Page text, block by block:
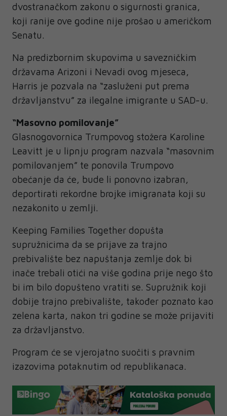
dvostranačkom zakonu o sigurnosti granica,
koji ranije ove godine nije prošao u američkom
Senatu.
Na predizbornim skupovima u savezničkim
državama Arizoni i Nevadi ovog mjeseca,
Harris je pozvala na “zasluženi put prema
državljanstvu” za ilegalne imigrante u SAD-u.
“Masovno pomilovanje”
Glasnogovornica Trumpovog stožera Karoline
Leavitt je u lipnju program nazvala “masovnim
pomilovanjem” te ponovila Trumpovo
obećanje da će, bude li ponovno izabran,
deportirati rekordne brojke imigranata koji su
nezakonito u zemlji.
Keeping Families Together dopušta
supružnicima da se prijave za trajno
prebivalište bez napuštanja zemlje dok bi
inače trebali otići na više godina prije nego što
bi im bilo dopušteno vratiti se. Supružnik koji
dobije trajno prebivalište, također poznato kao
zelena karta, nakon tri godine se može prijaviti
za državljanstvo.
Program će se vjerojatno suočiti s pravnim
izazovima potaknutim od republikanaca.